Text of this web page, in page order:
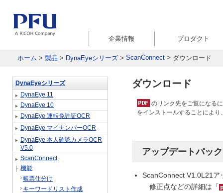
企業情報 プロダクト
ホーム > 製品 > DynaEyeシリーズ > ScanConnect > ダウンロード
ダウンロード
のリンク先をご覧になる
をインストールすることによ
アップデートパッ
ScanConnect V1.0L21ア
修正点などの詳細は「
DynaEyeシリーズ
DynaEye 11
DynaEye 10
DynaEye 運転免許証OCR
DynaEye マイナンバーOCR
DynaEye 本人確認カメラOCR
V5.0
ScanConnect
機能
帳票仕分け
キーワードリスト作成